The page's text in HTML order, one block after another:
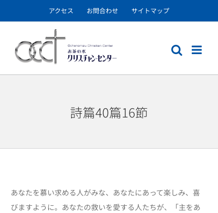
to
アクセス お問合わせ サイトマップ
詩篇40篇16節
あなたを慕い求める人がみな、あなたにあって楽しみ、喜
びますように。あなたの救いを愛する人たちが、「主をあ